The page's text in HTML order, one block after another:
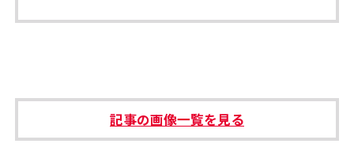
記事の画像一覧を見る